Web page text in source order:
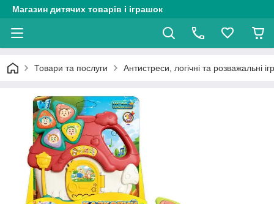
Магазин дитячих товарів і іграшок
Товари та послуги Антистреси, логічні та розважальні